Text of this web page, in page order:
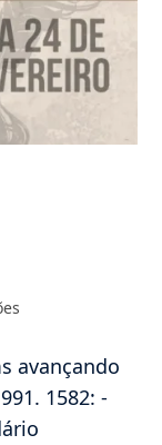
avançando
1582: -